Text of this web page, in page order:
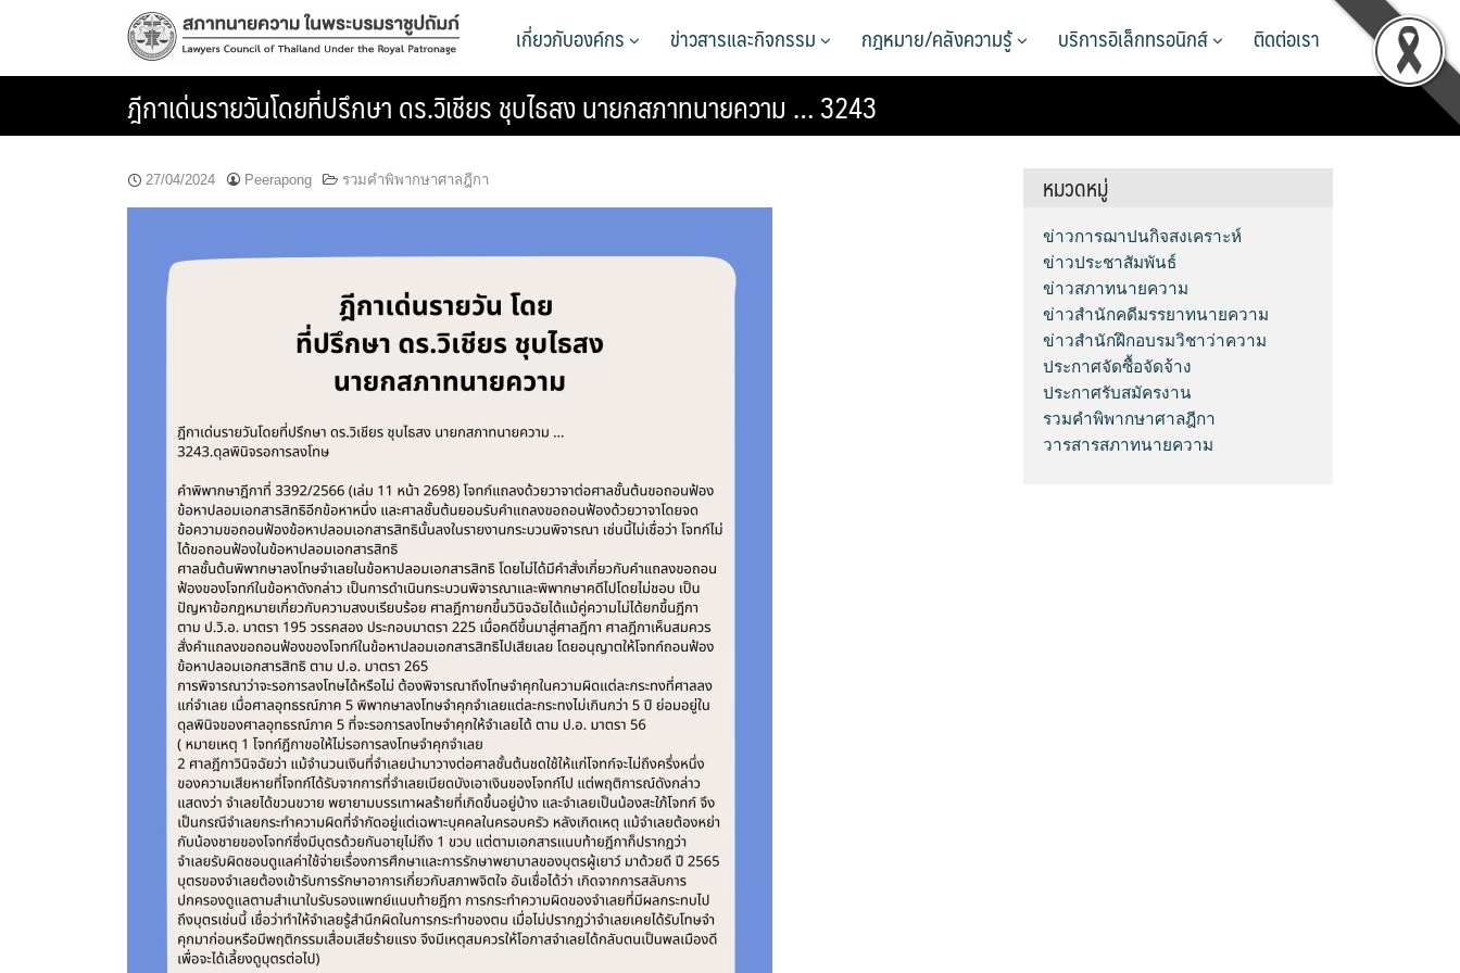
เกี่ยวกับองค์กร ข่าวสารและกิจกรรม กฎหมาย/คลังความรู้ บริการอิเล็กทรอนิกส์ ติดต่อเรา
ฎีกาเด่นรายวันโดยที่ปรึกษา ดร.วิเชียร ชุบไธสง นายกสภาทนายความ … 3243
27/04/2024 Peerapong รวมคำพิพากษาศาลฎีกา หมวดหมู่
ข่าวการฌาปนกิจสงเคราะห์
ข่าวประชาสัมพันธ์
ข่าวสภาทนายความ
ข่าวสำนักคดีมรรยาทนายความ
ข่าวสำนักฝึกอบรมวิชาว่าความ
ประกาศจัดซื้อจัดจ้าง
ประกาศรับสมัครงาน
รวมคำพิพากษาศาลฎีกา
วารสารสภาทนายความ